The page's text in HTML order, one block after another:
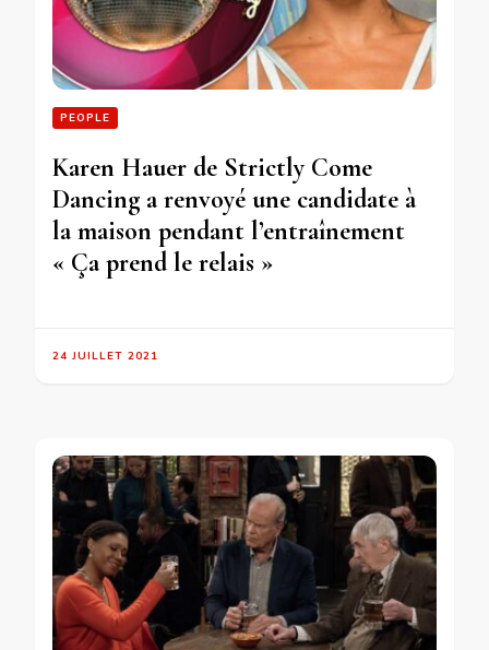
PEOPLE
Karen Hauer de Strictly Come
Dancing a renvoyé une candidate à
la maison pendant l’entraînement
« Ça prend le relais »
24 JUILLET 2021